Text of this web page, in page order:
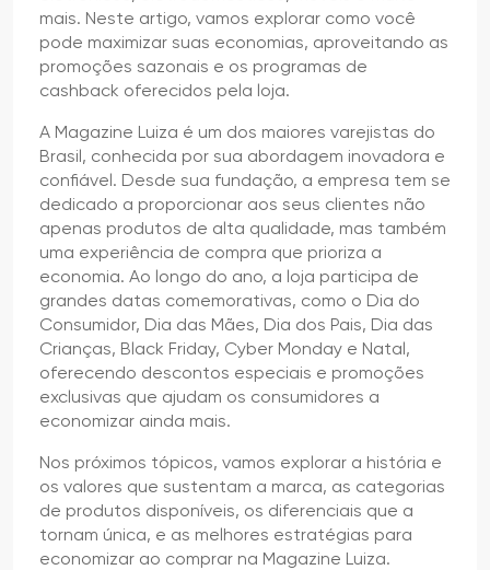
mais. Neste artigo, vamos explorar como você
pode maximizar suas economias, aproveitando as
promoções sazonais e os programas de
cashback oferecidos pela loja.
A Magazine Luiza é um dos maiores varejistas do
Brasil, conhecida por sua abordagem inovadora e
confiável. Desde sua fundação, a empresa tem se
dedicado a proporcionar aos seus clientes não
apenas produtos de alta qualidade, mas também
uma experiência de compra que prioriza a
economia. Ao longo do ano, a loja participa de
grandes datas comemorativas, como o Dia do
Consumidor, Dia das Mães, Dia dos Pais, Dia das
Crianças, Black Friday, Cyber Monday e Natal,
oferecendo descontos especiais e promoções
exclusivas que ajudam os consumidores a
economizar ainda mais.
Nos próximos tópicos, vamos explorar a história e
os valores que sustentam a marca, as categorias
de produtos disponíveis, os diferenciais que a
tornam única, e as melhores estratégias para
economizar ao comprar na Magazine Luiza.